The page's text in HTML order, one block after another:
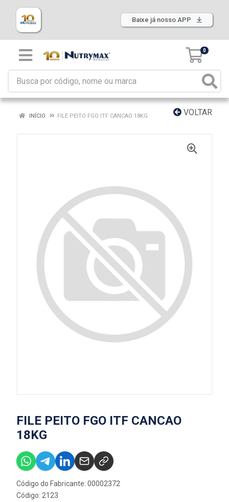
Baixe já nosso APP
0
VOLTAR
INÍCIO FILE PEITO FGO ITF CANCAO 18KG
FILE PEITO FGO ITF CANCAO
18KG
Código do Fabricante: 00002372
Código: 2123